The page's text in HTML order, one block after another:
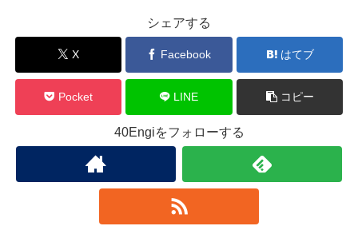
シェアする
X Facebook はてブ
Pocket LINE コピー
40Engiをフォローする